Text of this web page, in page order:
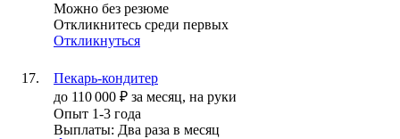
Можно без резюме
Откликнитесь среди первых
Откликнуться
Пекарь-кондитер
до 110 000 ₽ за месяц, на руки
Опыт 1-3 года
Выплаты: Два раза в месяц